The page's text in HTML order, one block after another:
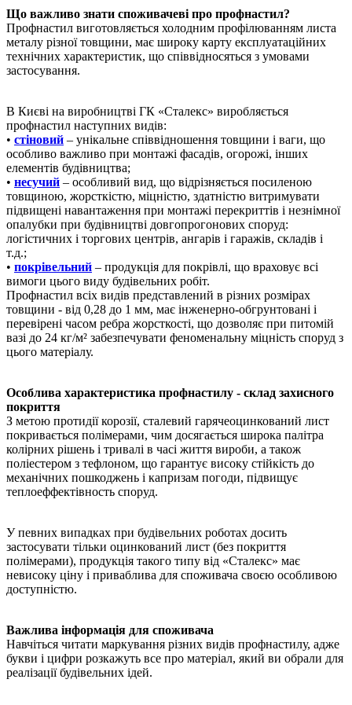
Що важливо знати споживачеві про профнастил?
Профнастил виготовляється холодним профілюванням листа
металу різної товщини, має широку карту експлуатаційних
технічних характеристик, що співвідносяться з умовами
застосування.
В Києві на виробництві ГК «Сталекс» виробляється
профнастил наступних видів:
• стіновий – унікальне співвідношення товщини і ваги, що
особливо важливо при монтажі фасадів, огорожі, інших
елементів будівництва;
• несучий – особливий вид, що відрізняється посиленою
товщиною, жорсткістю, міцністю, здатністю витримувати
підвищені навантаження при монтажі перекриттів і незнімної
опалубки при будівництві довгопрогонових споруд:
логістичних і торгових центрів, ангарів і гаражів, складів і
т.д.;
• покрівельний – продукція для покрівлі, що враховує всі
вимоги цього виду будівельних робіт.
Профнастил всіх видів представлений в різних розмірах
товщини - від 0,28 до 1 мм, має інженерно-обгрунтовані і
перевірені часом ребра жорсткості, що дозволяє при питомій
вазі до 24 кг/м² забезпечувати феноменальну міцність споруд з
цього матеріалу.
Особлива характеристика профнастилу - склад захисного
покриття
З метою протидії корозії, сталевий гарячеоцинкований лист
покривається полімерами, чим досягається широка палітра
колірних рішень і тривалі в часі життя вироби, а також
поліестером з тефлоном, що гарантує високу стійкість до
механічних пошкоджень і капризам погоди, підвищує
теплоеффектівность споруд.
У певних випадках при будівельних роботах досить
застосувати тільки оцинкований лист (без покриття
полімерами), продукція такого типу від «Сталекс» має
невисоку ціну і приваблива для споживача своєю особливою
доступністю.
Важлива інформація для споживача
Навчіться читати маркування різних видів профнастилу, адже
букви і цифри розкажуть все про матеріал, який ви обрали для
реалізації будівельних ідей.